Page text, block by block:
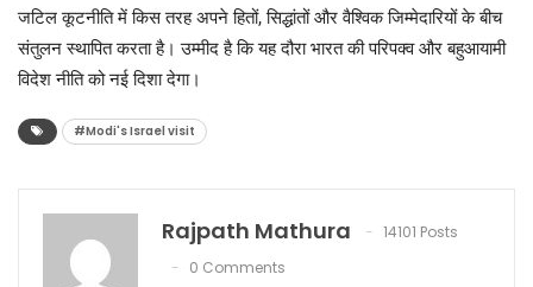
जटिल कूटनीति में किस तरह अपने हितों, सिद्धांतों और वैश्विक जिम्मेदारियों के बीच
संतुलन स्थापित करता है। उम्मीद है कि यह दौरा भारत की परिपक्व और बहुआयामी
विदेश नीति को नई दिशा देगा।
#Modi's Israel visit
Rajpath Mathura
14101 Posts
0 Comments